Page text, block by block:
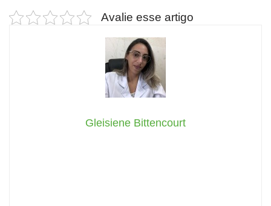
Avalie esse artigo
Gleisiene Bittencourt